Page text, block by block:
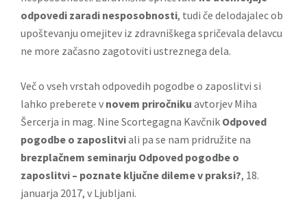
odpovedi zaradi nesposobnosti, tudi če delodajalec ob
upoštevanju omejitev iz zdravniškega spričevala delavcu
ne more začasno zagotoviti ustreznega dela.
Več o vseh vrstah odpovedih pogodbe o zaposlitvi si
lahko preberete v novem priročniku avtorjev Miha
Šercerja in mag. Nine Scortegagna Kavčnik Odpoved
pogodbe o zaposlitviali pa se nam pridružite na
brezplačnem seminarju Odpoved pogodbe o
zaposlitvi – poznate ključne dileme v praksi?, 18.
januarja 2017, v Ljubljani.